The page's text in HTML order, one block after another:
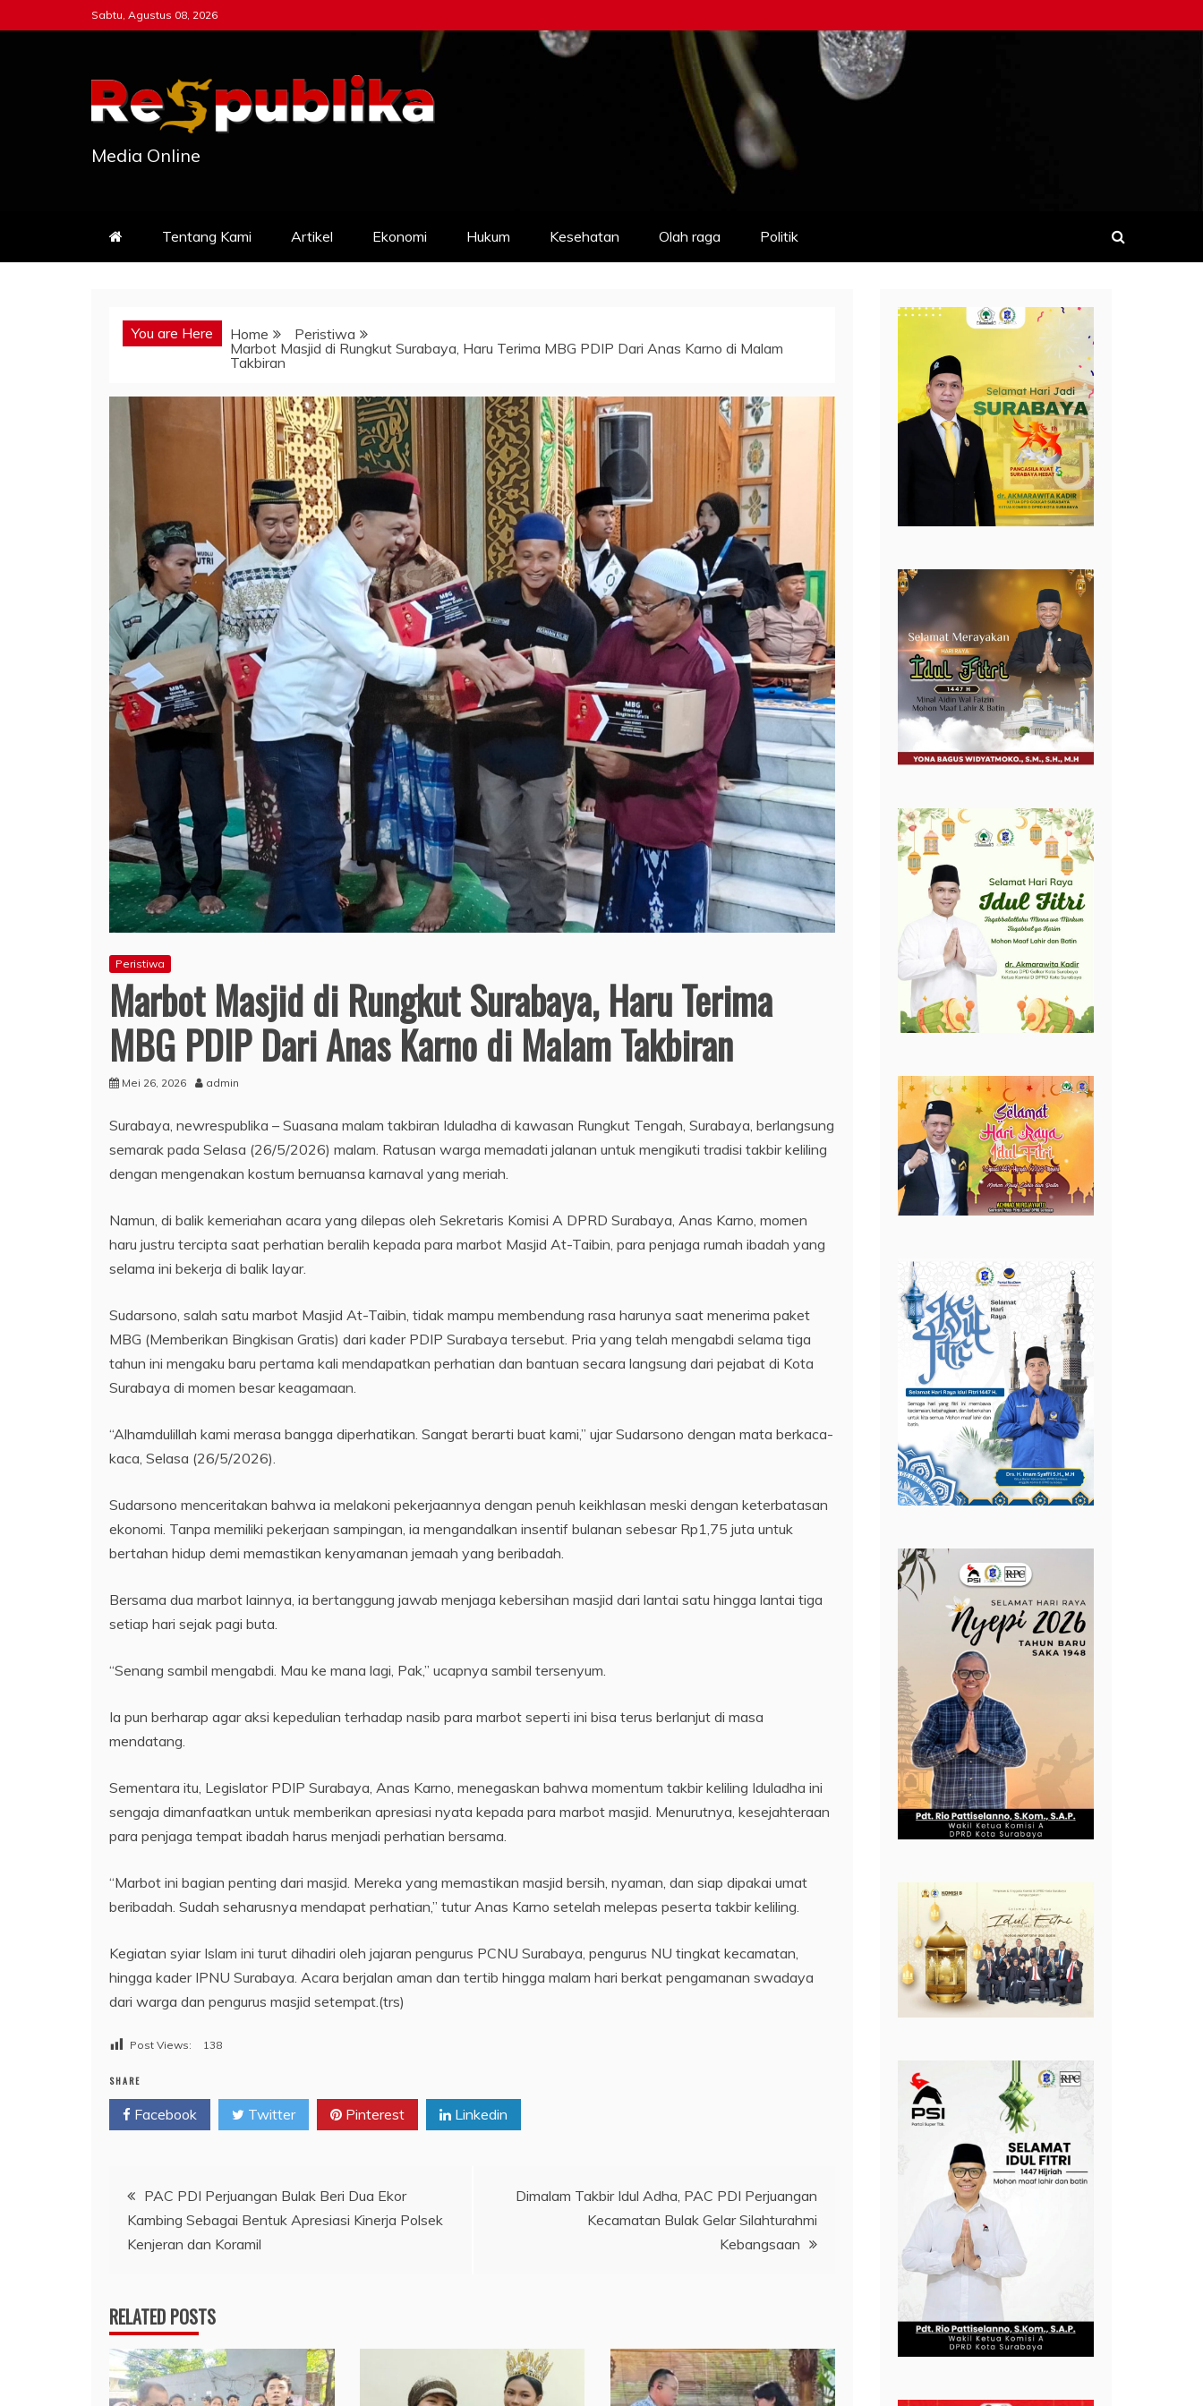
to
Sabtu, Agustus 08, 2026
Media Online
Tentang Kami Artikel Ekonomi Hukum Kesehatan Olah raga Politik
You are Here Home
Peristiwa
Marbot Masjid di Rungkut Surabaya, Haru Terima MBG PDIP Dari Anas Karno di Malam
Takbiran
Peristiwa
Marbot Masjid di Rungkut Surabaya, Haru Terima
MBG PDIP Dari Anas Karno di Malam Takbiran
Mei 26, 2026 admin
Surabaya, newrespublika – Suasana malam takbiran Iduladha di kawasan Rungkut Tengah, Surabaya, berlangsung
semarak pada Selasa (26/5/2026) malam. Ratusan warga memadati jalanan untuk mengikuti tradisi takbir keliling
dengan mengenakan kostum bernuansa karnaval yang meriah.
Namun, di balik kemeriahan acara yang dilepas oleh Sekretaris Komisi A DPRD Surabaya, Anas Karno, momen
haru justru tercipta saat perhatian beralih kepada para marbot Masjid At-Taibin, para penjaga rumah ibadah yang
selama ini bekerja di balik layar.
Sudarsono, salah satu marbot Masjid At-Taibin, tidak mampu membendung rasa harunya saat menerima paket
MBG (Memberikan Bingkisan Gratis) dari kader PDIP Surabaya tersebut. Pria yang telah mengabdi selama tiga
tahun ini mengaku baru pertama kali mendapatkan perhatian dan bantuan secara langsung dari pejabat di Kota
Surabaya di momen besar keagamaan.
“Alhamdulillah kami merasa bangga diperhatikan. Sangat berarti buat kami,” ujar Sudarsono dengan mata berkaca-
kaca, Selasa (26/5/2026).
Sudarsono menceritakan bahwa ia melakoni pekerjaannya dengan penuh keikhlasan meski dengan keterbatasan
ekonomi. Tanpa memiliki pekerjaan sampingan, ia mengandalkan insentif bulanan sebesar Rp1,75 juta untuk
bertahan hidup demi memastikan kenyamanan jemaah yang beribadah.
Bersama dua marbot lainnya, ia bertanggung jawab menjaga kebersihan masjid dari lantai satu hingga lantai tiga
setiap hari sejak pagi buta.
“Senang sambil mengabdi. Mau ke mana lagi, Pak,” ucapnya sambil tersenyum.
Ia pun berharap agar aksi kepedulian terhadap nasib para marbot seperti ini bisa terus berlanjut di masa
mendatang.
Sementara itu, Legislator PDIP Surabaya, Anas Karno, menegaskan bahwa momentum takbir keliling Iduladha ini
sengaja dimanfaatkan untuk memberikan apresiasi nyata kepada para marbot masjid. Menurutnya, kesejahteraan
para penjaga tempat ibadah harus menjadi perhatian bersama.
“Marbot ini bagian penting dari masjid. Mereka yang memastikan masjid bersih, nyaman, dan siap dipakai umat
beribadah. Sudah seharusnya mendapat perhatian,” tutur Anas Karno setelah melepas peserta takbir keliling.
Kegiatan syiar Islam ini turut dihadiri oleh jajaran pengurus PCNU Surabaya, pengurus NU tingkat kecamatan,
hingga kader IPNU Surabaya. Acara berjalan aman dan tertib hingga malam hari berkat pengamanan swadaya
dari warga dan pengurus masjid setempat.(trs)
Post Views: 138
SHARE
Facebook Twitter Pinterest Linkedin
Navigasi
pos
PAC PDI Perjuangan Bulak Beri Dua Ekor
Kambing Sebagai Bentuk Apresiasi Kinerja Polsek
Kenjeran dan Koramil
Dimalam Takbir Idul Adha, PAC PDI Perjuangan
Kecamatan Bulak Gelar Silahturahmi
Kebangsaan
RELATED POSTS